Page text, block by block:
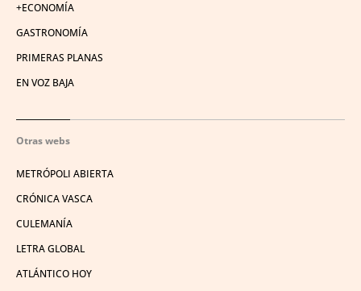
+ECONOMÍA
GASTRONOMÍA
PRIMERAS PLANAS
EN VOZ BAJA
Otras webs
METRÓPOLI ABIERTA
CRÓNICA VASCA
CULEMANÍA
LETRA GLOBAL
ATLÁNTICO HOY